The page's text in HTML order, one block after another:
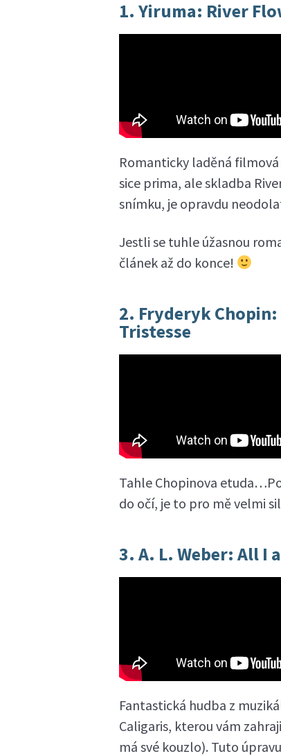
1. Yiruma: River
Romanticky laděná
sice prima, ale skladba
snímku, je opravdu
Jestli se tuhle úžasnou
článek až do konce!
2. Fryderyk
Tristesse
Tahle Chopinova
do očí, je to pro mě velmi
3. A. L. Weber: All I
Fantastická hudba z
Caligaris, kterou vám
má své kouzlo). Tuto